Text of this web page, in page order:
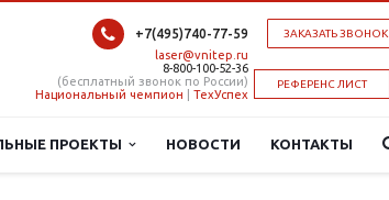
ЗАКАЗАТЬ ЗВОНОК
+7(495)740-77-59
laser@vnitep.ru
8-800-100-52-36
(бесплатный звонок по России)
Национальный чемпион
ТехУспех
РЕФЕРЕНС ЛИСТ
ПРОЕКТЫ НОВОСТИ КОНТАКТЫ